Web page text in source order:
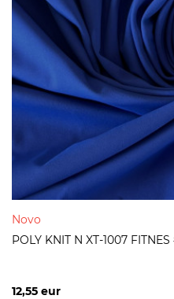
Novo
POLY KNIT N XT-1007
12,55 eur